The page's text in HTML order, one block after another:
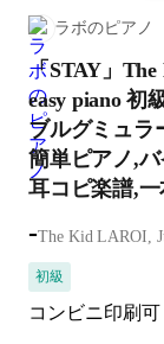
添付ファイル(2個)
ラボのピアノ
「STAY」
easy piano 初
ブルグミュラ
簡単ピアノ,
耳コピ楽譜,
-The Kid LAROI,
初級
コンビニ印刷可